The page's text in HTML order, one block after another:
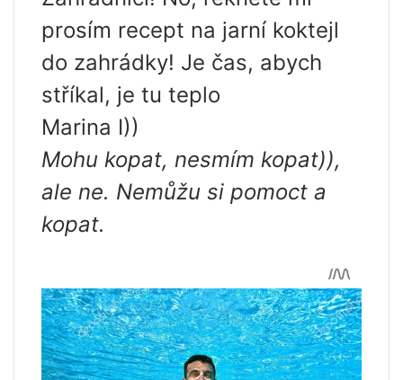
prosím recept na jarní koktejl
do zahrádky! Je čas, abych
stříkal, je tu teplo
Marina I))
Mohu kopat, nesmím kopat)),
ale ne. Nemůžu si pomoct a
kopat.